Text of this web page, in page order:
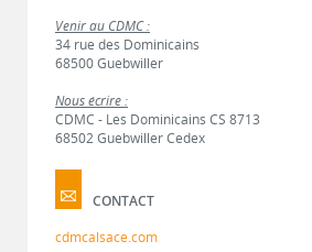
Venir au CDMC :
34 rue des Dominicains
68500 Guebwiller
Nous écrire :
CDMC - Les Dominicains CS 8713
68502 Guebwiller Cedex
CONTACT
cdmcalsace.com